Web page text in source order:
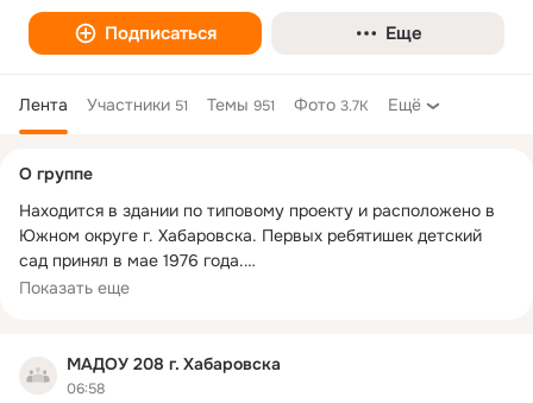
Подписаться Еще
Лента Участники 51 Темы 951 Фото 3.7K Ещё
МАДОУ 208 г. Хабаровска
06:58
колонка
О группе
Находится в здании по типовому проекту и расположено в
Южном округе г. Хабаровска. Первых ребятишек детский
сад принял в мае 1976 года.
Проектная мощность учреждения 240 мест. Функционирует
собственных доходов городского округа “Город Хабаровск”.
ДОУ является юридическим лицом, имеет печать, и штампы
Показать еще